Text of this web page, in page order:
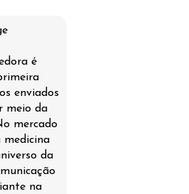
é
enviados
meio da
mercado
medicina
da
na